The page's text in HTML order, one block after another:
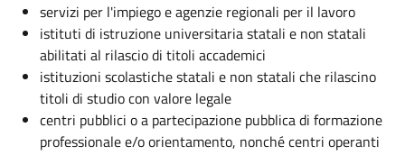
servizi per l'impiego e agenzie regionali per il lavoro
istituti di istruzione universitaria statali e non statali
abilitati al rilascio di titoli accademici
istituzioni scolastiche statali e non statali che rilascino
titoli di studio con valore legale
centri pubblici o a partecipazione pubblica di formazione
professionale e/o orientamento, nonché centri operanti